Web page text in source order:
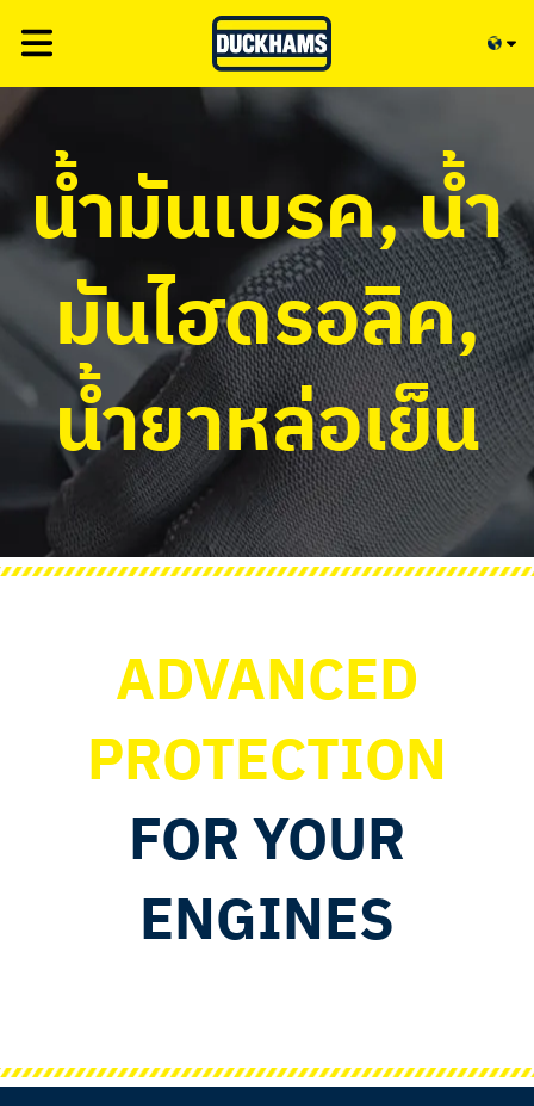
น้ำมันเบรค, น้ำ
มันไฮดรอลิค,
น้ำยาหล่อเย็น
ADVANCED
PROTECTION
FOR YOUR
ENGINES